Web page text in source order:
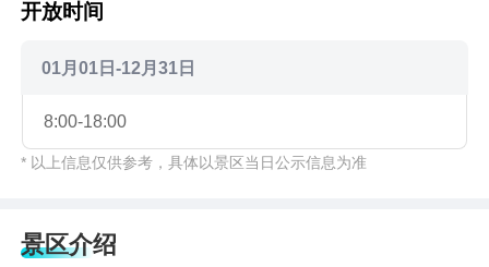
开放时间
01月01日-12月31日
8:00-18:00
* 以上信息仅供参考，具体以景区当日公示信息为准
景区介绍